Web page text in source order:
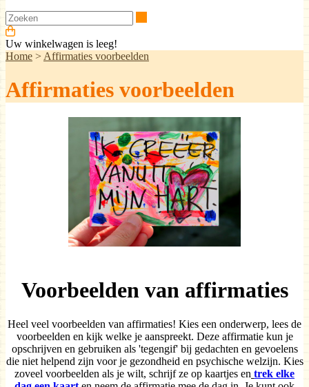
Uw winkelwagen is leeg!
Home > Affirmaties voorbeelden
Affirmaties voorbeelden
Voorbeelden van affirmaties
Heel veel voorbeelden van affirmaties! Kies een onderwerp, lees de
voorbeelden en kijk welke je aanspreekt. Deze affirmatie kun je
opschrijven en gebruiken als 'tegengif' bij gedachten en gevoelens
die niet helpend zijn voor je gezondheid en psychische welzijn. Kies
zoveel voorbeelden als je wilt, schrijf ze op kaartjes en trek elke